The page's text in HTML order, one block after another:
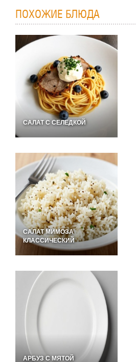
ПОХОЖИЕ БЛЮДА
САЛАТ С СЕЛЕДКОЙ
САЛАТ МИМОЗА
КЛАССИЧЕСКИЙ
АРБУЗ С МЯТОЙ